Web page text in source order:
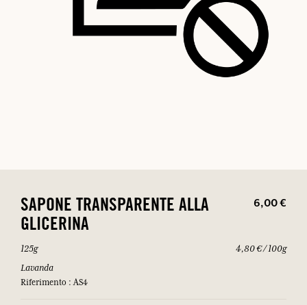
SAPONE TRANSPARENTE ALLA
GLICERINA
6,00 €
125g
Lavanda
Riferimento : AS4
4,80 € / 100g